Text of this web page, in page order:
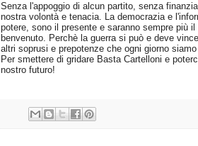
Senza l'appoggio di alcun partito, senza
nostra volontà e tenacia. La democrazia e
potere, sono il presente e saranno sempre più
benvenuto. Perchè la guerra si può e deve
altri soprusi e prepotenze che ogni giorno
Per smettere di gridare Basta Cartelloni e
nostro futuro!